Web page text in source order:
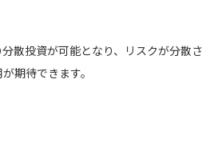
散投資が可能となり、リスクが分散さ
期待できます。